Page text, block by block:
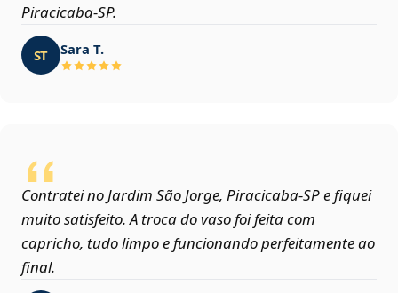
Piracicaba‑SP.
ST Sara T.
Contratei no Jardim São Jorge, Piracicaba‑SP e fiquei
muito satisfeito. A troca do vaso foi feita com
capricho, tudo limpo e funcionando perfeitamente ao
final.